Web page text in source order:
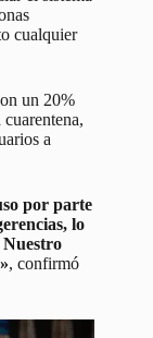
cualquier
un 20%
a
por parte
lo
Nuestro
, confirmó